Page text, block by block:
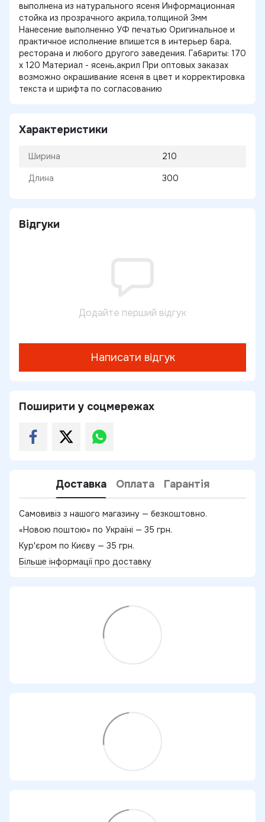
выполнена из натурального ясеня Информационная
стойка из прозрачного акрила,толщиной 3мм
Нанесение выполненно УФ печатью Оригинальное и
практичное исполнение впишется в интерьер бара,
ресторана и любого другого заведения. Габариты: 170
х 120 Материал - ясень,акрил При оптовых заказах
возможно окрашивание ясеня в цвет и корректировка
текста и шрифта по согласованию
Характеристики
Ширина 210
Длина 300
Відгуки
Додайте перший відгук
Написати відгук
Поширити у соцмережах
Доставка Оплата Гарантія
Самовивіз з нашого магазину — безкоштовно.
«Новою поштою» по Україні — 35 грн.
Кур'єром по Києву — 35 грн.
Більше інформації про доставку